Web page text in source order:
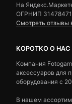
На
ОГРНИП
Смотреть отзывы
КОРОТКО О НАС
Компания
аксессуаров для
оборудования с
В нашем